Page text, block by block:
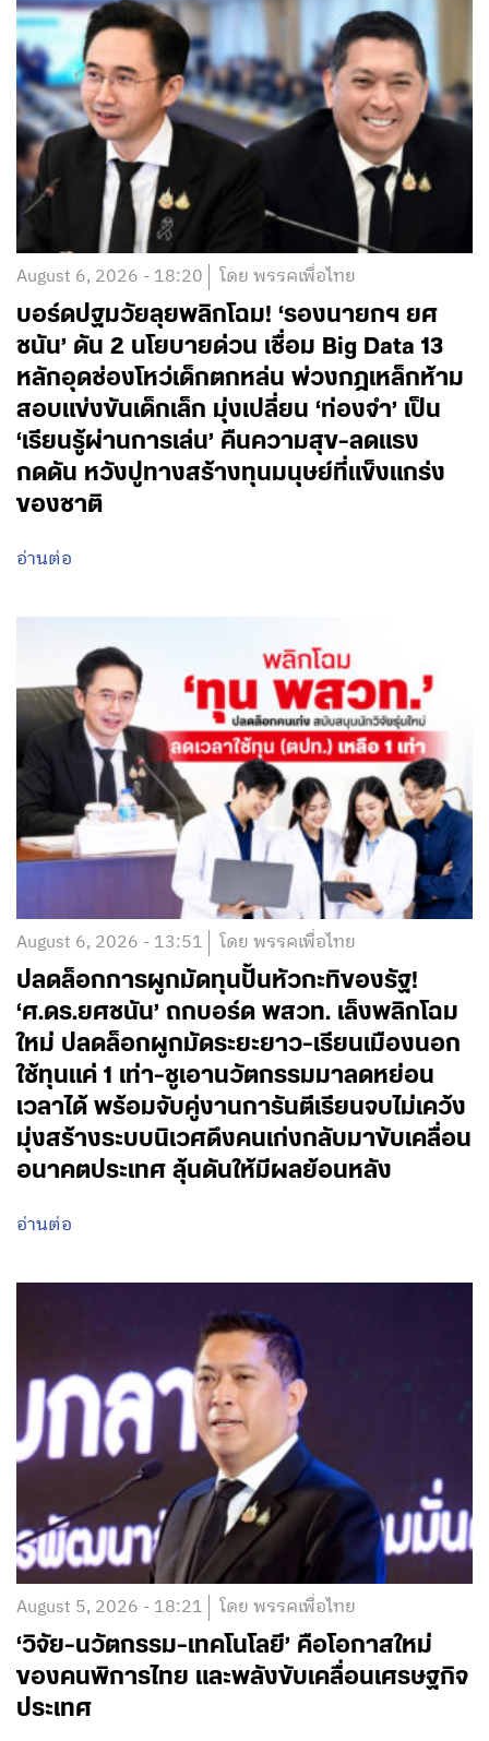
August 6, 2026 - 18:20 โดย พรรคเพื่อไทย
บอร์ดปฐมวัยลุยพลิกโฉม! ‘รองนายกฯ ยศ
ชนัน’ ดัน 2 นโยบายด่วน เชื่อม Big Data 13
หลักอุดช่องโหว่เด็กตกหล่น พ่วงกฎเหล็กห้าม
สอบแข่งขันเด็กเล็ก มุ่งเปลี่ยน ‘ท่องจำ’ เป็น
‘เรียนรู้ผ่านการเล่น’ คืนความสุข-ลดแรง
กดดัน หวังปูทางสร้างทุนมนุษย์ที่แข็งแกร่ง
ของชาติ
อ่านต่อ
August 6, 2026 - 13:51 โดย พรรคเพื่อไทย
ปลดล็อกการผูกมัดทุนปั้นหัวกะทิของรัฐ!
‘ศ.ดร.ยศชนัน’ ถกบอร์ด พสวท. เล็งพลิกโฉม
ใหม่ ปลดล็อกผูกมัดระยะยาว-เรียนเมืองนอก
ใช้ทุนแค่ 1 เท่า-ชูเอานวัตกรรมมาลดหย่อน
เวลาได้ พร้อมจับคู่งานการันตีเรียนจบไม่เคว้ง
มุ่งสร้างระบบนิเวศดึงคนเก่งกลับมาขับเคลื่อน
อนาคตประเทศ ลุ้นดันให้มีผลย้อนหลัง
อ่านต่อ
August 5, 2026 - 18:21 โดย พรรคเพื่อไทย
‘วิจัย-นวัตกรรม-เทคโนโลยี’ คือโอกาสใหม่
ของคนพิการไทย และพลังขับเคลื่อนเศรษฐกิจ
ประเทศ